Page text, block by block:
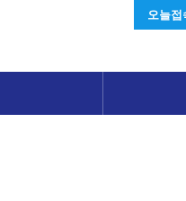
오늘접